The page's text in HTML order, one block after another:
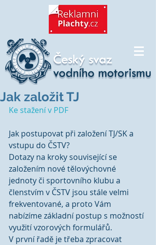
Jak založit TJ
Ke stažení v PDF
Jak postupovat při založení TJ/SK a
vstupu do ČSTV?
Dotazy na kroky související se
založením nové tělovýchovné
jednoty či sportovního klubu a
členstvím v ČSTV jsou stále velmi
frekventované, a proto Vám
nabízíme základní postup s možností
využití vzorových formulářů.
V první řadě je třeba zpracovat